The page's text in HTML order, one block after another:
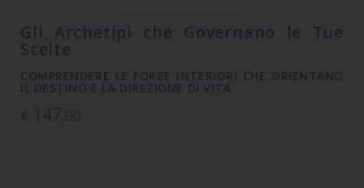
Gli Archetipi che Governano le Tue
Scelte
COMPRENDERE LE FORZE INTERIORI CHE ORIENTANO
IL DESTINO E LA DIREZIONE DI VITA
€ 147,00